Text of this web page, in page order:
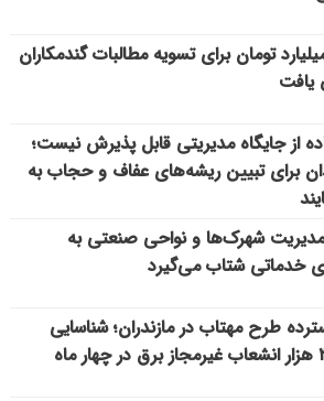
میلیارد تومان برای تسویه مطالبات گندمکاران
از جایگاه مدیریتی قابل پذیرش نیست؛
برای تبیین ریشه‌های عفاف و حجاب به
مدیریت شهرک‌ها و نواحی صنعتی به
خدماتی شتاب می‌گیرد
طرح مهتاب در مازندران؛ شناسایی